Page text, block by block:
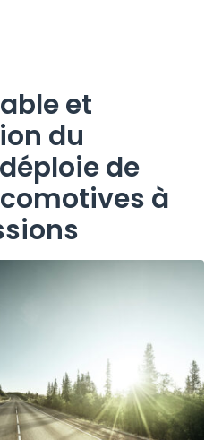
et
du
de
à